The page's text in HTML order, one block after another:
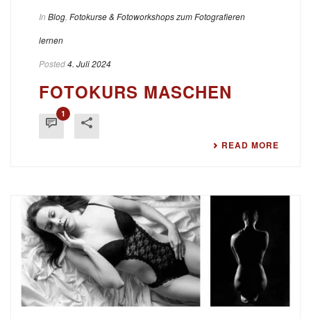
In Blog, Fotokurse & Fotoworkshops zum Fotografieren
lernen
Posted4. Juli 2024
FOTOKURS MASCHEN
1
READ MORE